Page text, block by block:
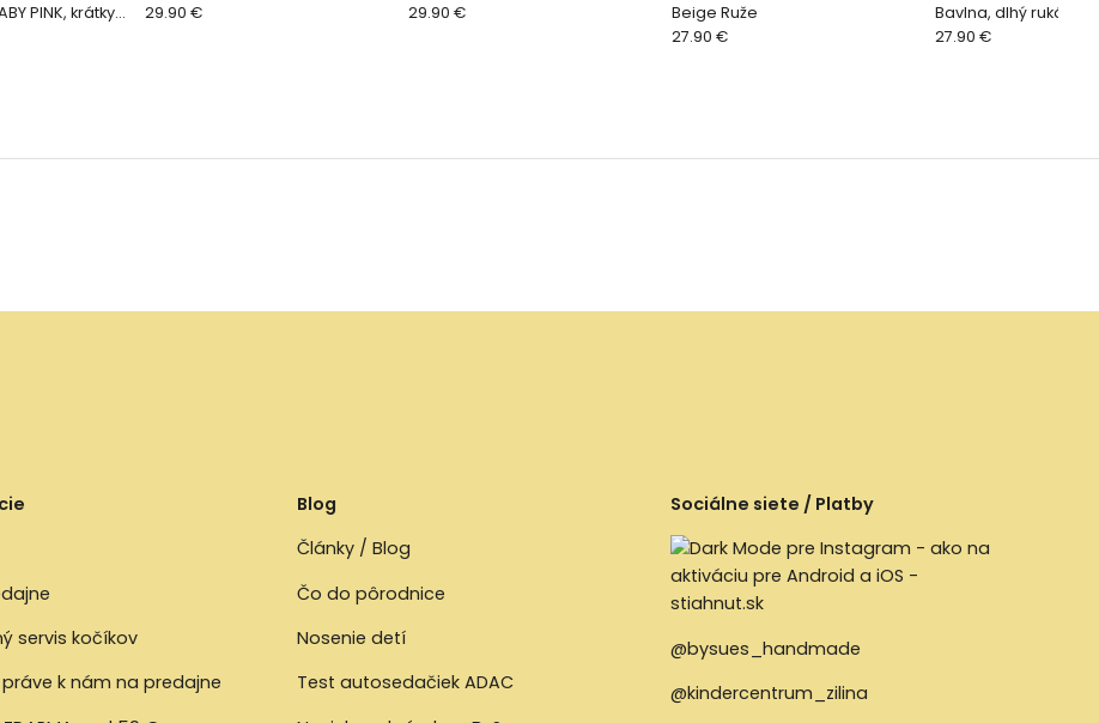
PINK, krátky
29.90 € 29.90 €
Beige Ruže
27.90 €
Bavlna, dlhý rukáv,
27.90 €
servis kočíkov
k nám na predajne
Blog
Články / Blog
Čo do pôrodnice
Nosenie detí
Test autosedačiek ADAC
Sociálne siete / Platby
@bysues_handmade
@kindercentrum_zilina